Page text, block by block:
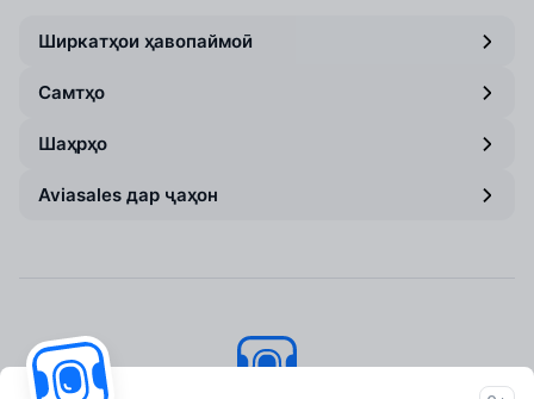
Ширкатҳои ҳавопаймоӣ
Самтҳо
Шаҳрҳо
Aviasales дар ҷаҳон